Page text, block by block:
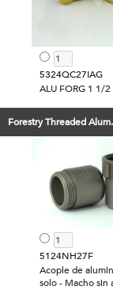
5324QC27IAG
ALU FORG 1 1/
Forestry Threaded
5124NH27F
Acople de
solo - Macho sin